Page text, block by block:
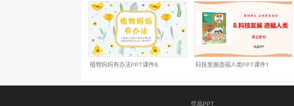
植物妈妈有办法PPT课件8 科技发展造福人类PPT课件1
优品PPT